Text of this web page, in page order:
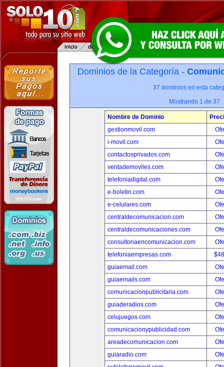
Dominios de la Categoría -
37 dominios en esta
Mostrando 1 de 37
Nombre de Dominio
gestionmovil.com
i-movil.com
contactosprivados.com
ventademoviles.com
telefoniadigital.com
e-boletin.com
e-celulares.com
centraldecomunicacion.com
centraldecomunicaciones.com
consultoriaencomunicacion.com
telefoniaempresas.com
guiaemail.com
guiaemails.com
comunicacionpublicitaria.com
guiaderadios.com
celujuegos.com
comunicacionypublicidad.com
areadecomunicacion.com
guiaradio.com